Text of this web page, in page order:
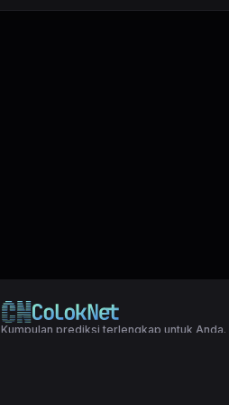
Kumpulan prediksi terlengkap untuk Anda.